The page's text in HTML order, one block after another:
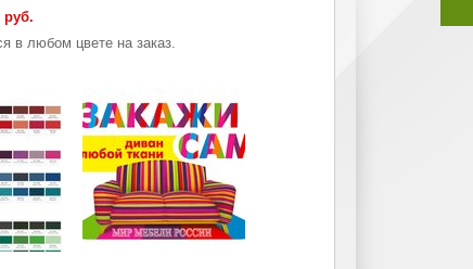
руб.
в любом цвете на заказ.